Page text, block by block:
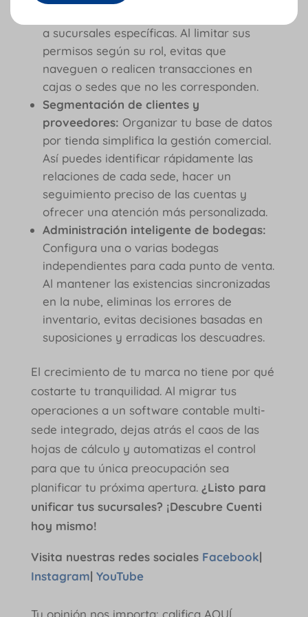
a sucursales específicas. Al limitar sus
permisos según su rol, evitas que
naveguen o realicen transacciones en
cajas o sedes que no les corresponden.
Segmentación de clientes y
proveedores: Organizar tu base de datos
por tienda simplifica la gestión comercial.
Así puedes identificar rápidamente las
relaciones de cada sede, hacer un
seguimiento preciso de las cuentas y
ofrecer una atención más personalizada.
Administración inteligente de bodegas:
Configura una o varias bodegas
independientes para cada punto de venta.
Al mantener las existencias sincronizadas
en la nube, eliminas los errores de
inventario, evitas decisiones basadas en
suposiciones y erradicas los descuadres.
El crecimiento de tu marca no tiene por qué
costarte tu tranquilidad. Al migrar tus
operaciones a un software contable multi-
sede integrado, dejas atrás el caos de las
hojas de cálculo y automatizas el control
para que tu única preocupación sea
planificar tu próxima apertura. ¿Listo para
unificar tus sucursales? ¡Descubre Cuenti
hoy mismo!
Visita nuestras redes sociales Facebook|
Instagram| YouTube